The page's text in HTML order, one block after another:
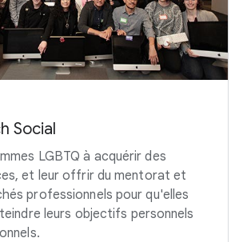
Social
LGBTQ à acquérir des
et leur offrir du mentorat et
professionnels pour qu'elles
leurs objectifs personnels